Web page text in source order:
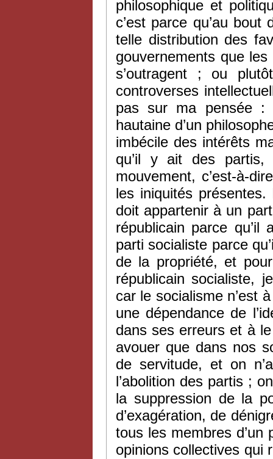
philosophique et
c’est parce qu’au
telle distribution des
gouvernements que
s’outragent ; ou
controverses
pas sur ma pensée :
hautaine d’un
imbécile des intérêts
qu’il y ait des partis,
mouvement, c’est-à-
les iniquités
doit appartenir à un
républicain parce qu’il
parti socialiste parce
de la propriété, et
républicain socialiste,
car le socialisme n’est
une dépendance de
dans ses erreurs et à
avouer que dans nos
de servitude, et on
l’abolition des partis ;
la suppression de la
d’exagération, de
tous les membres
opinions collectives qui